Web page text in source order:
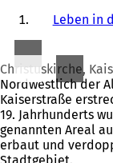
Leben in
Christuskirche,
Nordwestlich der
Kaiserstraße
19. Jahrhunderts
genannten Areal
erbaut und